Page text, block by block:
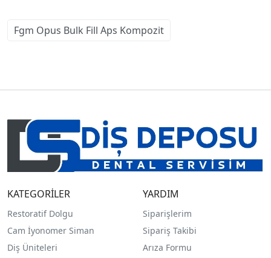
Fgm Opus Bulk Fill Aps Kompozit
KATEGORİLER
Restoratif Dolgu
Cam İyonomer Siman
Diş Üniteleri
YARDIM
Siparişlerim
Sipariş Takibi
Arıza Formu